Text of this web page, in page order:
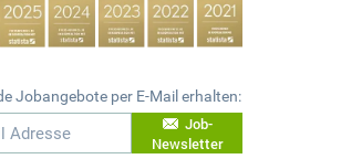
Jobangebote per E-Mail erhalten:
Job-
Newsletter